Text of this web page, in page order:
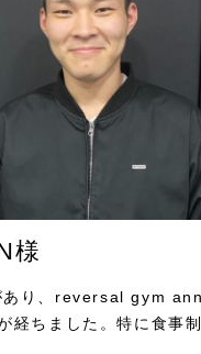
様
あり、reversal gym
経ちました。特に食事制